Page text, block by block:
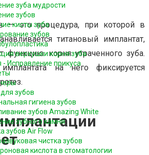
зуба мудрости
зубов
кисты зуба
зубов
верхушки корня зуба
- Исправление прикуса
зубов
гигиена зубов
зубов Amazing White
зубного камня
зубов Air Flow
чистка зубов
кислота в стоматологии
— это процедура, при которой в
титановый имплантат,
функцию корня утраченного зуба.
на него фиксируется